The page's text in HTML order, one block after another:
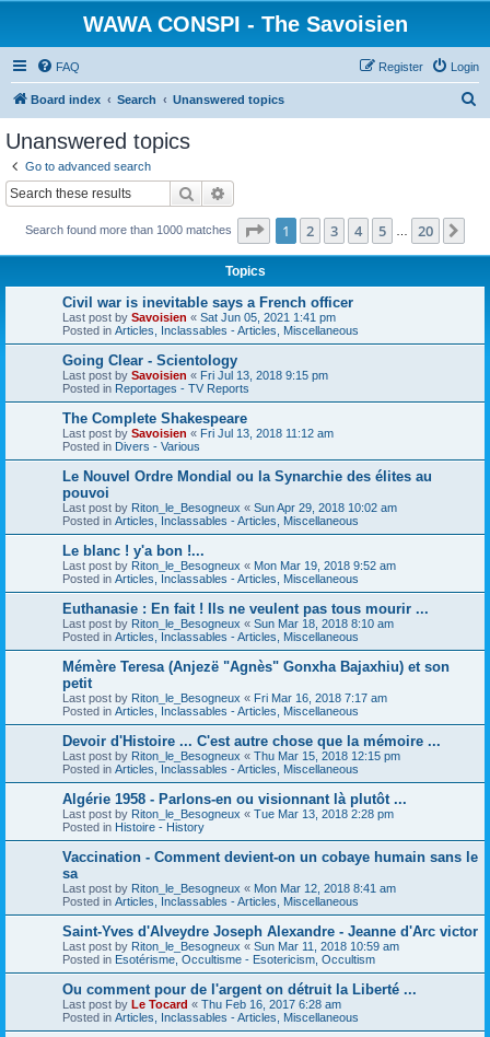
WAWA CONSPI - The Savoisien
FAQ Login
Register
Board index Search Unanswered topics
Unanswered topics
Go to advanced search
Search
Search found more than 1000 matches Page 1of 20
1 2 3 4 5 20
Topics
Civil war is inevitable says a French officer
Last post by Savoisien « Sat Jun 05, 2021 1:41 pm
Posted in Articles, Inclassables - Articles, Miscellaneous
Going Clear - Scientology
Last post by Savoisien « Fri Jul 13, 2018 9:15 pm
Posted in Reportages - TV Reports
The Complete Shakespeare
Last post by Savoisien « Fri Jul 13, 2018 11:12 am
Posted in Divers - Various
Le Nouvel Ordre Mondial ou la Synarchie des élites au
pouvoi
Last post by Riton_le_Besogneux « Sun Apr 29, 2018 10:02 am
Posted in Articles, Inclassables - Articles, Miscellaneous
Le blanc ! y'a bon !...
Last post by Riton_le_Besogneux « Mon Mar 19, 2018 9:52 am
Posted in Articles, Inclassables - Articles, Miscellaneous
Euthanasie : En fait ! Ils ne veulent pas tous mourir ...
Last post by Riton_le_Besogneux « Sun Mar 18, 2018 8:10 am
Posted in Articles, Inclassables - Articles, Miscellaneous
Mémère Teresa (Anjezë "Agnès" Gonxha Bajaxhiu) et son
petit
Last post by Riton_le_Besogneux « Fri Mar 16, 2018 7:17 am
Posted in Articles, Inclassables - Articles, Miscellaneous
Devoir d'Histoire ... C'est autre chose que la mémoire ...
Last post by Riton_le_Besogneux « Thu Mar 15, 2018 12:15 pm
Posted in Articles, Inclassables - Articles, Miscellaneous
Algérie 1958 - Parlons-en ou visionnant là plutôt ...
Last post by Riton_le_Besogneux « Tue Mar 13, 2018 2:28 pm
Posted in Histoire - History
Vaccination - Comment devient-on un cobaye humain sans le
sa
Last post by Riton_le_Besogneux « Mon Mar 12, 2018 8:41 am
Posted in Articles, Inclassables - Articles, Miscellaneous
Saint-Yves d'Alveydre Joseph Alexandre - Jeanne d'Arc victor
Last post by Riton_le_Besogneux « Sun Mar 11, 2018 10:59 am
Posted in Esotérisme, Occultisme - Esotericism, Occultism
Ou comment pour de l'argent on détruit la Liberté ...
Last post by Le Tocard « Thu Feb 16, 2017 6:28 am
Posted in Articles, Inclassables - Articles, Miscellaneous